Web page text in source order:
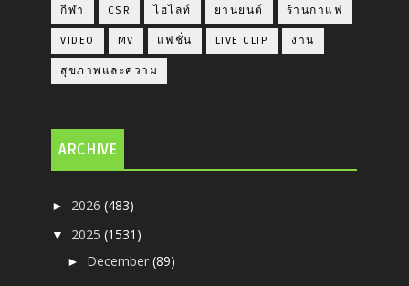
กีฬา CSR ไฮไลท์ ยานยนต์ ร้านกาแฟ
VIDEO MV แฟชั่น LIVE CLIP งาน
สุขภาพและความ
ARCHIVE
► 2026(483)
▼ 2025(1531)
► December(89)